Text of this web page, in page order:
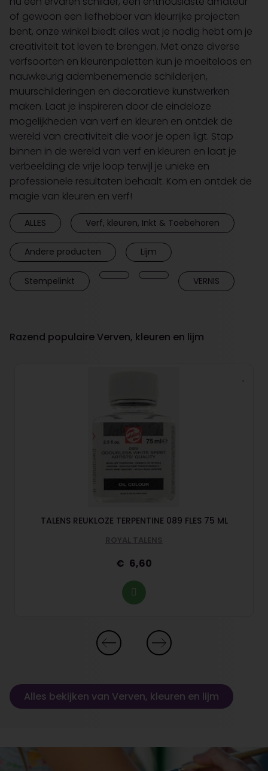
of gewoon een liefhebber van kleurrijke projecten
bent, onze winkel biedt alles wat je nodig hebt om je
creativiteit tot leven te brengen. Met onze diverse
verfsoorten en kleurenpaletten kun je moeiteloos en
nauwkeurig adembenemende schilderijen,
muurschilderingen en decoratieve kunstwerken
maken. Laat je inspireren door de eindeloze
mogelijkheden van verf en kleuren en ontdek de
wereld van creativiteit die voor je open ligt. Stap
binnen in de wereld van verf en kleuren en laat je
verbeelding de vrije loop terwijl je unieke en
professionele resultaten behaalt. Kom en ontdek de
magie van kleuren en verf!
ALLES Verf, kleuren, Inkt & Toebehoren
Andere producten Lijm
Stempelinkt VERNIS
Razend populaire Verven, kleuren en lijm
TALENS REUKLOZE TERPENTINE 089 FLES 75 ML
ROYAL TALENS
6,60
Alles bekijken van Verven, kleuren en lijm